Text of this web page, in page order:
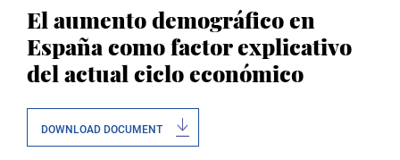
El aumento demográfico en
España como factor explicativo
del actual ciclo económico
DOWNLOAD DOCUMENT